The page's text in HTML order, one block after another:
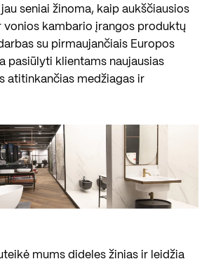
seniai žinoma, kaip aukščiausios
vonios kambario įrangos produktų
su pirmaujančiais Europos
pasiūlyti klientams naujausias
atitinkančias medžiagas ir
mums dideles žinias ir leidžia